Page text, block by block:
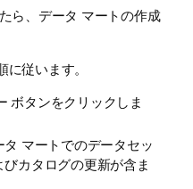
ら、データ マートの作成
従います。
ボタンをクリックしま
マートでのデータセッ
カタログの更新が含ま